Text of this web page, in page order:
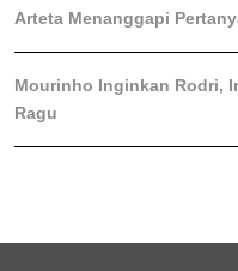
Arteta Menanggapi
Mourinho Inginkan Rodri,
Ragu